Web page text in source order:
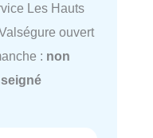
Les Hauts
ouvert
: non